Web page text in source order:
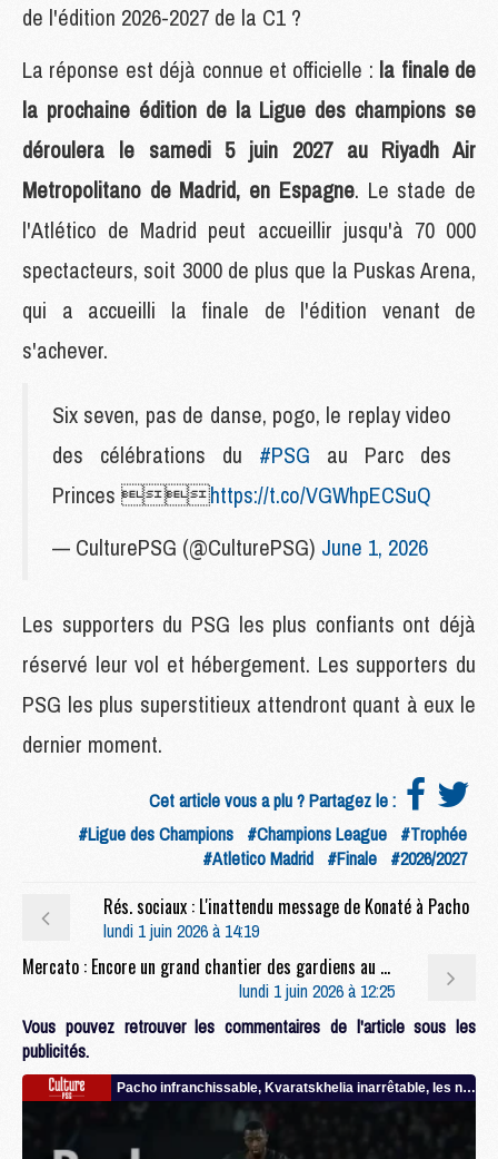
de l'édition 2026-2027 de la C1 ?
La réponse est déjà connue et officielle : la finale de
la prochaine édition de la Ligue des champions se
déroulera le samedi 5 juin 2027 au Riyadh Air
Metropolitano de Madrid, en Espagne. Le stade de
l'Atlético de Madrid peut accueillir jusqu'à 70 000
spectacteurs, soit 3000 de plus que la Puskas Arena,
qui a accueilli la finale de l'édition venant de
s'achever.
Six seven, pas de danse, pogo, le replay video
des célébrations du #PSG au Parc des
Princes https://t.co/VGWhpECSuQ
— CulturePSG (@CulturePSG) June 1, 2026
Les supporters du PSG les plus confiants ont déjà
réservé leur vol et hébergement. Les supporters du
PSG les plus superstitieux attendront quant à eux le
dernier moment.
Cet article vous a plu ? Partagez le :
#Ligue des Champions #Champions League #Trophée
#Atletico Madrid #Finale #2026/2027
Rés. sociaux : L'inattendu message de Konaté à Pacho
lundi 1 juin 2026 à 14:19
Mercato : Encore un grand chantier des gardiens au PSG cet été ?
lundi 1 juin 2026 à 12:25
Vous pouvez retrouver les commentaires de l'article sous les
publicités.